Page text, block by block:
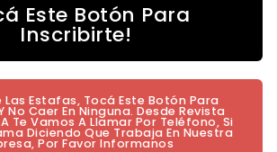
Este Botón Para
Inscribirte!
Las Estafas, Tocá Este Botón Para
No Caer En Ninguna. Desde Revista
Te Vamos A Llamar Por Teléfono, Si
Diciendo Que Trabaja En Nuestra
Por Favor Informanos